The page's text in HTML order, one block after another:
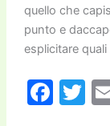
quello che
punto e
esplicitare
F T